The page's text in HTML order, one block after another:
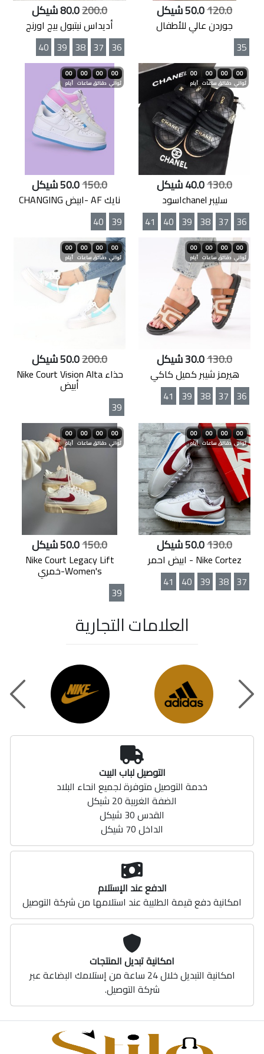
120.0
جوردن عالي للأطفال
35
200.0
أديداس نيتبول بيج اورنج
36
37
38
39
40
00
أيام
00
ساعات
00
دقائق
00
ثواني
130.0
سليبر chanelاسود
36
37
38
39
40
41
00
أيام
00
ساعات
00
دقائق
00
ثواني
150.0
نايك AF -ابيض CHANGING
39
40
00
أيام
00
ساعات
00
دقائق
00
ثواني
130.0
هيرمز شيبر كميل كاكي
36
37
38
39
41
00
أيام
00
ساعات
00
دقائق
00
ثواني
200.0
حذاء Nike Court Vision Alta
أبيض
39
00
أيام
00
ساعات
00
دقائق
00
ثواني
130.0
Nike Cortez - ابيض احمر
37
38
39
40
41
00
أيام
00
ساعات
00
دقائق
00
ثواني
150.0
Nike Court Legacy Lift
Women's-خمري
39
العلامات التجارية
Previous
التوصيل لباب البيت
خدمة التوصيل متوفرة لجميع انحاء البلاد
الضفة الغربية 20 شيكل
القدس 30 شيكل
الداخل 70 شيكل
الدفع عند الإستلام
امكانية دفع قيمة الطلبية عند استلامها من شركة التوصيل
امكانية تبديل المنتجات
امكانية التبديل خلال 24 ساعة من إستلامك البضاعة عبر
شركة التوصيل.